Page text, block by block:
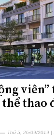
thao
Thứ 5, 26/09/2019 |